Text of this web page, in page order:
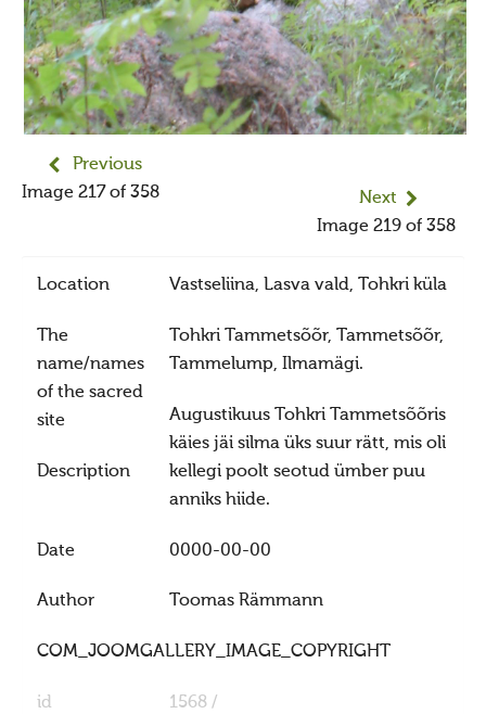
Previous
Image 217 of 358
Next
Image 219 of 358
Location Vastseliina, Lasva vald, Tohkri küla
The
name/names
of the sacred
site
Tohkri Tammetsõõr, Tammetsõõr,
Tammelump, Ilmamägi.
Description
Augustikuus Tohkri Tammetsõõris
käies jäi silma üks suur rätt, mis oli
kellegi poolt seotud ümber puu
anniks hiide.
Date 0000-00-00
Author Toomas Rämmann
COM_JOOMGALLERY_IMAGE_COPYRIGHT
id 1568 /